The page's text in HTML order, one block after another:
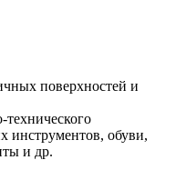
поверхностей и
инструментов, обуви,
и др.